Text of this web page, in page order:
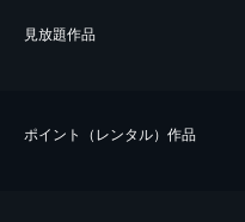
⾒放題作品
ポイント（レンタル）作品